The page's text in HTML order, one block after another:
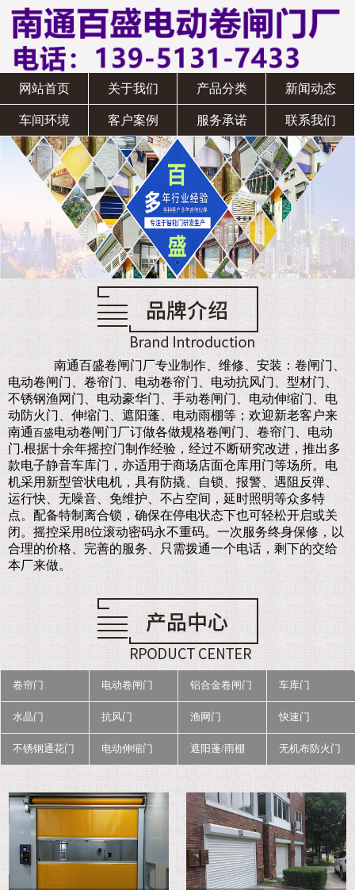
网站首页 关于我们 产品分类 新闻动态
车间环境 客户案例 服务承诺 联系我们
南通百盛卷闸门厂专业制作、维修、安装：卷闸门、
电动卷闸门、卷帘门、电动卷帘门、电动抗风门、型材门、
不锈钢渔网门、电动豪华门、手动卷闸门、电动伸缩门、电
动防火门、伸缩门、遮阳蓬、电动雨棚等；欢迎新老客户来
南通 百盛电动卷闸门厂订做各做规格卷闸门、卷帘门、电动
门.根据十余年摇控门制作经验，经过不断研究改进，推出多
款电子静音车库门，亦适用于商场店面仓库用门等场所。电
机采用新型管状电机，具有防撬、自锁、报警、遇阻反弹、
运行快、无噪音、免维护、不占空间，延时照明等众多特
点。配备特制离合锁，确保在停电状态下也可轻松开启或关
闭。摇控采用8位滚动密码永不重码。一次服务终身保修，以
合理的价格、完善的服务、只需拨通一个电话，剩下的交给
本厂来做。
卷帘门 电动卷闸门 铝合金卷闸门 车库门
水晶门 抗风门 渔网门 快速门
不锈钢通花门 电动伸缩门 遮阳蓬/雨棚 无机布防火门